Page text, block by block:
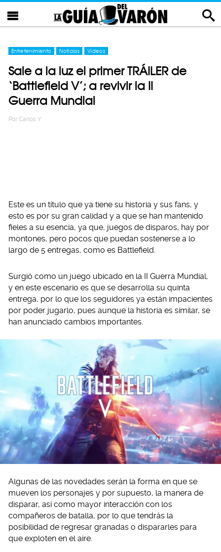
Entretenimiento Noticias Videos
Sale a la luz el primer TRÁILER de
‘Battlefield V’; a revivir la II
Guerra Mundial
Por Carlos Y
Este es un título que ya tiene su historia y sus fans, y
esto es por su gran calidad y a que se han mantenido
fieles a su esencia, ya que, juegos de disparos, hay por
montones, pero pocos que puedan sostenerse a lo
largo de 5 entregas, como es Battlefield.
Surgió como un juego ubicado en la II Guerra Mundial,
y en este escenario es que se desarrolla su quinta
entrega, por lo que los seguidores ya están impacientes
por poder jugarlo, pues aunque la historia es similar, se
han anunciado cambios importantes.
Algunas de las novedades serán la forma en que se
mueven los personajes y por supuesto, la manera de
disparar, así como mayor interacción con los
compañeros de batalla, por lo que tendrás la
posibilidad de regresar granadas o dispararles para
que exploten en el aire.